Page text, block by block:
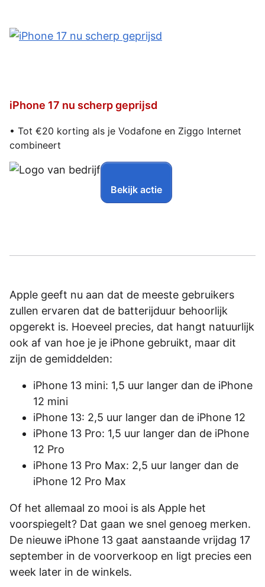
iPhone 17 nu scherp geprijsd
• Tot €20 korting als je Vodafone en Ziggo Internet
combineert
Bekijk actie
Apple geeft nu aan dat de meeste gebruikers
zullen ervaren dat de batterijduur behoorlijk
opgerekt is. Hoeveel precies, dat hangt natuurlijk
ook af van hoe je je iPhone gebruikt, maar dit
zijn de gemiddelden:
iPhone 13 mini: 1,5 uur langer dan de iPhone
12 mini
iPhone 13: 2,5 uur langer dan de iPhone 12
iPhone 13 Pro: 1,5 uur langer dan de iPhone
12 Pro
iPhone 13 Pro Max: 2,5 uur langer dan de
iPhone 12 Pro Max
Of het allemaal zo mooi is als Apple het
voorspiegelt? Dat gaan we snel genoeg merken.
De nieuwe iPhone 13 gaat aanstaande vrijdag 17
september in de voorverkoop en ligt precies een
week later in de winkels.